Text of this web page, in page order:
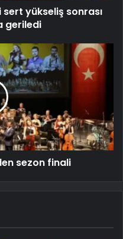
sert yükseliş sonrası
geriledi
sezon finali